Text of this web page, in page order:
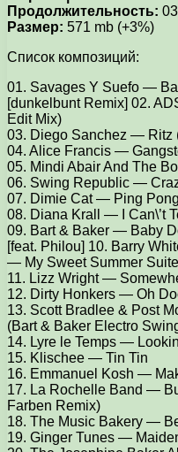
Продолжительность:
Размер: 571 mb (+3%)
Список композиций:
01. Savages Y Suefo —
[dunkelbunt Remix] 02.
Edit Mix)
03. Diego Sanchez — Ritz
04. Alice Francis —
05. Mindi Abair And The
06. Swing Republic —
07. Dimie Cat — Ping
08. Diana Krall — I Can\’t
09. Bart & Baker — Baby
[feat. Philou] 10. Barry
— My Sweet Summer Suite
11. Lizz Wright —
12. Dirty Honkers — Oh
13. Scott Bradlee & Post
(Bart & Baker Electro
14. Lyre le Temps —
15. Klischee — Tin Tin
16. Emmanuel Kosh —
17. La Rochelle Band —
Farben Remix)
18. The Music Bakery —
19. Ginger Tunes —